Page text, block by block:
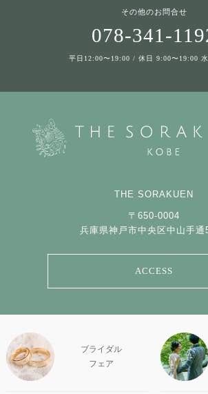
その他のお問合せ
078-341-
平日12:00〜19:00 / 休日 9:00〜19:00
THE SORAKUEN
〒650-0004
兵庫県神戸市中央区中山手通
ACCESS
ブライダル
フェア